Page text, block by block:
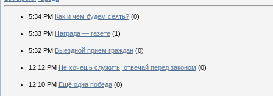
5:34 PM Как и чем будем сеять? (0)
5:33 PM Награда — газете (1)
5:32 PM Выездной прием граждан (0)
12:12 PM Не хочешь служить, отвечай перед законом (0)
12:10 PM Ещё одна победа (0)